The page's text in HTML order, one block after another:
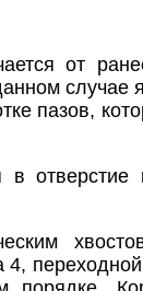
от
случае
пазов,
в
4,